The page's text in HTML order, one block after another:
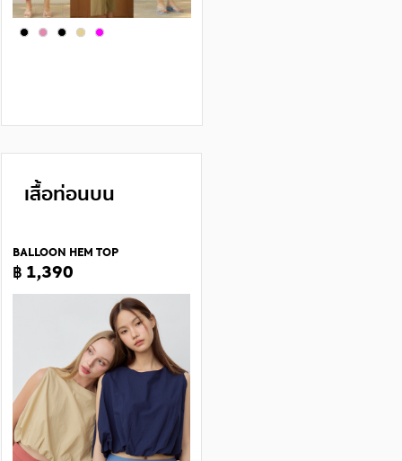
เสื้อท่อนบน
BALLOON HEM TOP
฿ 1,390